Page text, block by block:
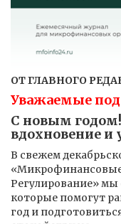
ОТ ГЛАВНОГО
Уважаемые
С новым годом!
вдохновение и
В свежем
«Микрофинансовые
Регулирование» мы
которые помогут
год и